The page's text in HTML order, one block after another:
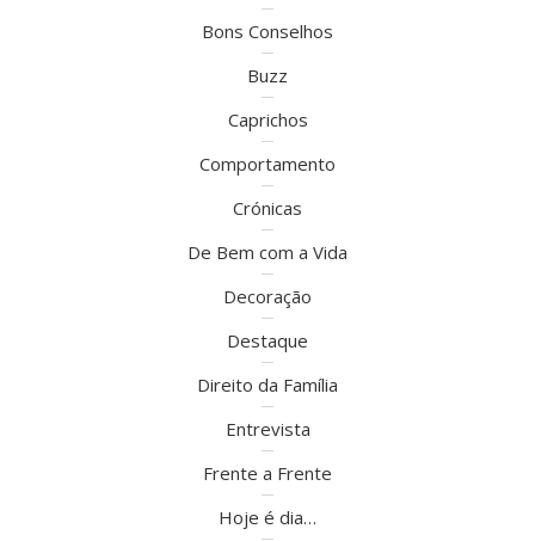
Bons Conselhos
Buzz
Caprichos
Comportamento
Crónicas
De Bem com a Vida
Decoração
Destaque
Direito da Família
Entrevista
Frente a Frente
Hoje é dia…